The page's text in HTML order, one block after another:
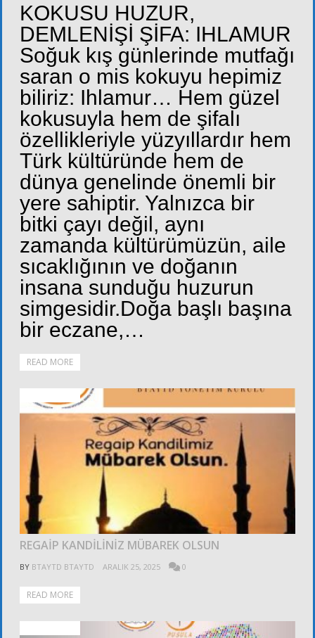
KOKUSU HUZUR,
DEMLENİŞİ ŞİFA: IHLAMUR
Soğuk kış günlerinde mutfağı
saran o mis kokuyu hepimiz
biliriz: Ihlamur… Hem güzel
kokusuyla hem de şifalı
özellikleriyle yüzyıllardır hem
Türk kültüründe hem de
dünya genelinde önemli bir
yere sahiptir. Yalnızca bir
bitki çayı değil, aynı
zamanda kültürümüzün, aile
sıcaklığının ve doğanın
insana sunduğu huzurun
simgesidir.Doğa başlı başına
bir eczane,…
READ MORE
REGAİP KANDİLİNİZ MÜBAREK OLSUN
BY BTAYTD BTAYTD ARALIK 25, 2025 0
READ MORE